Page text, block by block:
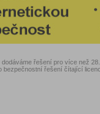
řešení pro více než
bezpečnostní řešení čítající